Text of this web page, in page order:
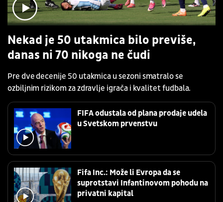
Nekad je 50 utakmica bilo previše,
danas ni 70 nikoga ne čudi
Pre dve decenije 50 utakmica u sezoni smatralo se
ozbiljnim rizikom za zdravlje igrača i kvalitet fudbala.
FIFA odustala od plana prodaje udela
u Svetskom prvenstvu
Fifa Inc.: Može li Evropa da se
suprotstavi Infantinovom pohodu na
privatni kapital